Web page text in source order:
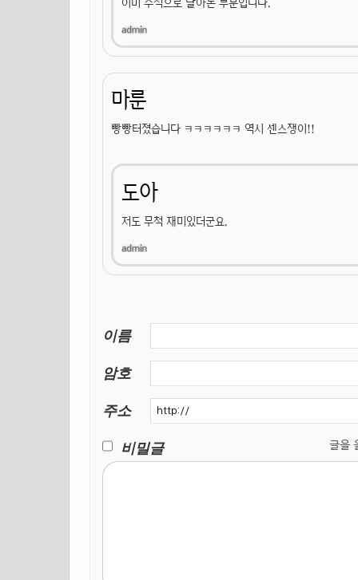
이미 주석으로 달아논 부분입니다.
마룬
빵빵터졌습니다 ㅋㅋㅋㅋㅋㅋ 역시 센스쟁이!!
도아
저도 무척 재미있더군요.
이름
암호
주소
비밀글
글을